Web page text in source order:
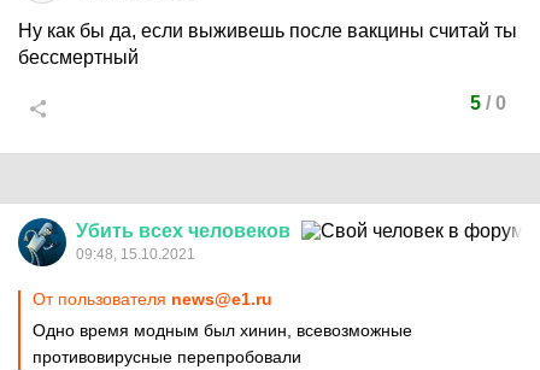
Ну как бы да, если выживешь после вакцины считай ты
бессмертный
5/ 0
Убить всех человеков
09:48, 15.10.2021
От пользователя news@e1.ru
Одно время модным был хинин, всевозможные
противовирусные перепробовали